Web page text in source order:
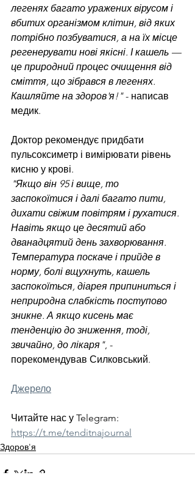
легенях багато уражених вірусом і
вбитих організмом клітин, від яких
потрібно позбуватися, а на їх місце
регенерувати нові якісні. І кашель —
це природний процес очищення від
сміття, що зібрався в легенях.
Кашляйте на здоров'я!" - написав
медик.
Доктор рекомендує придбати
пульсоксиметр і вимірювати рівень
кисню у крові.
"Якщо він 95 і вище, то
заспокоїтися і далі багато пити,
дихати свіжим повітрям і рухатися.
Навіть якщо це десятий або
дванадцятий день захворювання.
Температура поскаче і прийде в
норму, болі вщухнуть, кашель
заспокоїться, діарея припиниться і
неприродна слабкість поступово
зникне. А якщо кисень має
тенденцію до зниження, тоді,
звичайно, до лікаря", -
порекомендував Силковський.
Джерело
Читайте нас у Telegram:
https://t.me/tenditnajournal
Здоров'я